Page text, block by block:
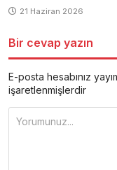
21 Haziran 2026
Bir cevap yazın
E-posta hesabınız
işaretlenmişlerdir